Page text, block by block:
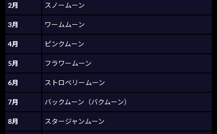
2月 スノームーン
3月 ワームムーン
4月 ピンクムーン
5月 フラワームーン
6月 ストロベリームーン
7月 バックムーン（バクムーン）
8月 スタージャンムーン